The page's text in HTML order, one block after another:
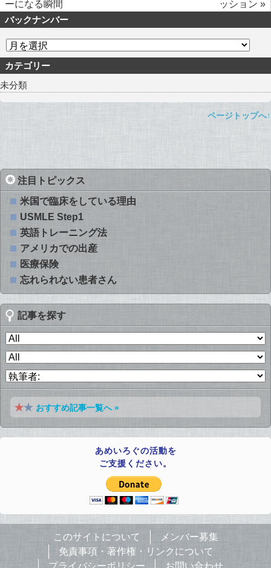
ーになる瞬間
ッション »
バックナンバー
カテゴリー
未分類
ページトップへ↑
注目トピックス
米国で臨床をしている理由
USMLE Step1
英語トレーニング法
アメリカでの出産
医療保険
忘れられない患者さん
記事を探す
おすすめ記事一覧へ »
あめいろぐの活動を
ご支援ください。
このサイトについて
メンバー募集
免責事項・著作権・リンクについて